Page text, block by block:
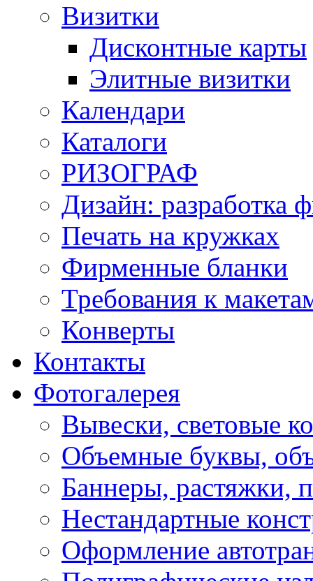
Визитки
Дисконтные карты
Элитные визитки
Календари
Каталоги
РИЗОГРАФ
Дизайн: разработка
Печать на кружках
Фирменные бланки
Требования к
Конверты
Контакты
Фотогалерея
Вывески, световые
Объемные буквы,
Баннеры, растяжки,
Нестандартные
Оформление